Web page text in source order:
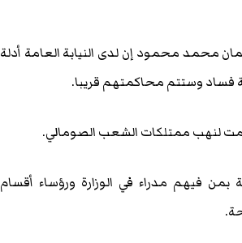
محمد محمود إن لدى النيابة العامة أدلة
فساد وستتم محاكمتهم قريبا.
لنهب ممتلكات الشعب الصومالي.
فيهم مدراء في الوزارة ورؤساء أقسام